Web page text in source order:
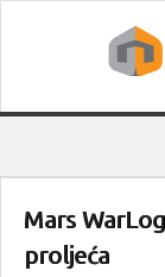
Mars
proljeća